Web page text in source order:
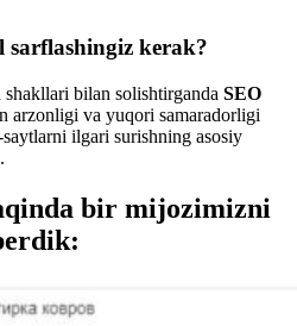
sarflashingiz kerak?
bilan solishtirganda SEO
arzonligi va yuqori samaradorligi
ilgari surishning asosiy
bir mijozimizni